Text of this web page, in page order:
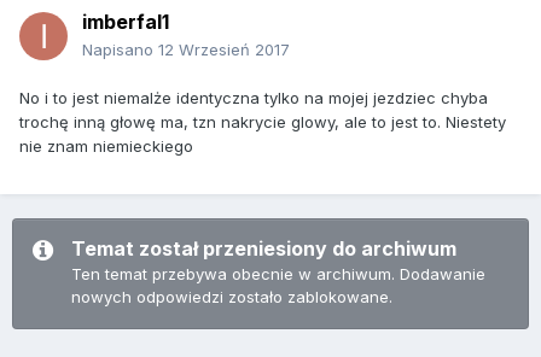
imberfal1
Napisano 12 Wrzesień 2017
No i to jest niemalże identyczna tylko na mojej jezdziec chyba
trochę inną głowę ma, tzn nakrycie glowy, ale to jest to. Niestety
nie znam niemieckiego
Temat został przeniesiony do archiwum
Ten temat przebywa obecnie w archiwum. Dodawanie
nowych odpowiedzi zostało zablokowane.